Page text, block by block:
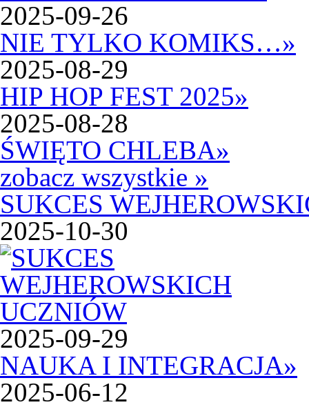
2025-09-26
NIE TYLKO KOMIKS…»
2025-08-29
HIP HOP FEST 2025»
2025-08-28
ŚWIĘTO CHLEBA»
zobacz wszystkie »
SUKCES
2025-10-30
2025-09-29
NAUKA I INTEGRACJA»
2025-06-12